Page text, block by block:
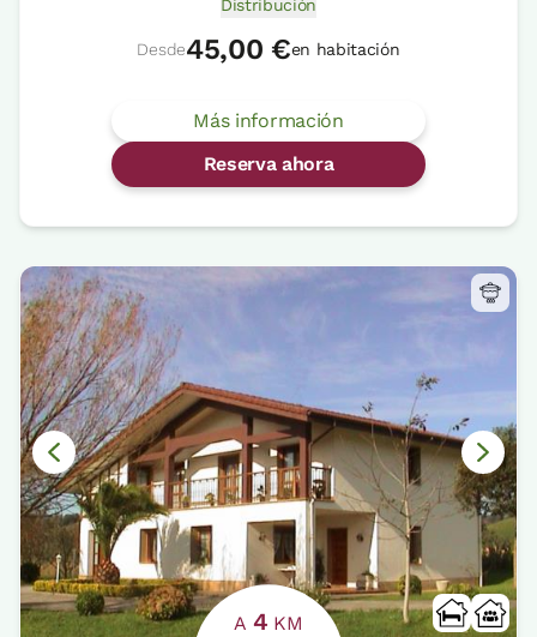
Distribución
Desde45,00 €en habitación
Más información
Reserva ahora
A 4 KM